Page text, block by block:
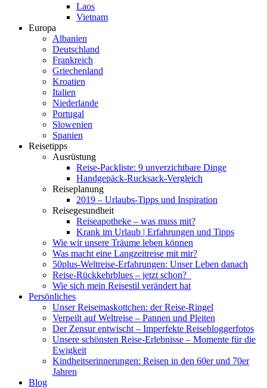
Laos
Vietnam
Europa
Albanien
Deutschland
Frankreich
Griechenland
Kroatien
Italien
Niederlande
Portugal
Slowenien
Spanien
Reisetipps
Ausrüstung
Reise-Packliste: 9 unverzichtbare Dinge
Handgepäck-Rucksack-Vergleich
Reiseplanung
2019 – Urlaubs-Tipps und Inspiration
Reisegesundheit
Reiseapotheke – was muss mit?
Krank im Urlaub | Erfahrungen und Tipps
Wie wir unsere Träume leben können
Was macht eine Langzeitreise mit mir?
50plus-Weltreise-Erfahrungen: Unser Leben danach
Reise-Rückkehrblues – jetzt schon?
Wie sich mein Reisestil verändert hat
Persönliches
Unser Reisemaskottchen: der Reise-Ringel
Verpeilt auf Weltreise – Pannen und Pleiten
Der Zensur entwischt – Imperfekte Reisebloggerfotos
Unsere schönsten Reise-Erlebnisse – Momente für die
Ewigkeit
Kindheitserinnerungen: Reisen in den 60er und 70er
Jahren
Blog